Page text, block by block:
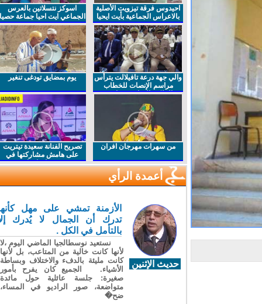
احيدوس فرقة تيزويت الأصلية
بالاعراس الجماعية بأيت ايحيا
اسوكز نتسلاتين بالعرس
الجماعي ايت احيا جماعة حصيا
والي جهة درعة تافيلالت يترأس
مراسم الإنصات للخطاب
الملكي السامي بمناسبة
يوم بمضايق تودغى تنغير
من سهرات مهرجان افران
تصريح الفنانة سعيدة تيتريت
على هامش مشاركتها في
مهرجان افران
أعمدة الرأي
حديث الإثنين
الأزمنة تمشي على مهل كأنها
تدرك أن الجمال لا يُدرك إلا
بالتأمل في الكل .
نستعيد نوسطالجيا الماضي اليوم ،لا
لأنها كانت خالية من المتاعب، بل لأنها
كانت مليئة بالدفء والاختلاف وبساطة
الأشياء. الجميع كان يفرح بأمور
صغيرة: جلسة عائلية حول مائدة
متواضعة، صور الراديو في المساء،
ضح�